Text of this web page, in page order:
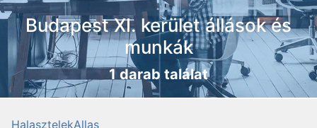
Budapest XI. kerület állások és
munkák
1 darab találat
HalasztelekAllas